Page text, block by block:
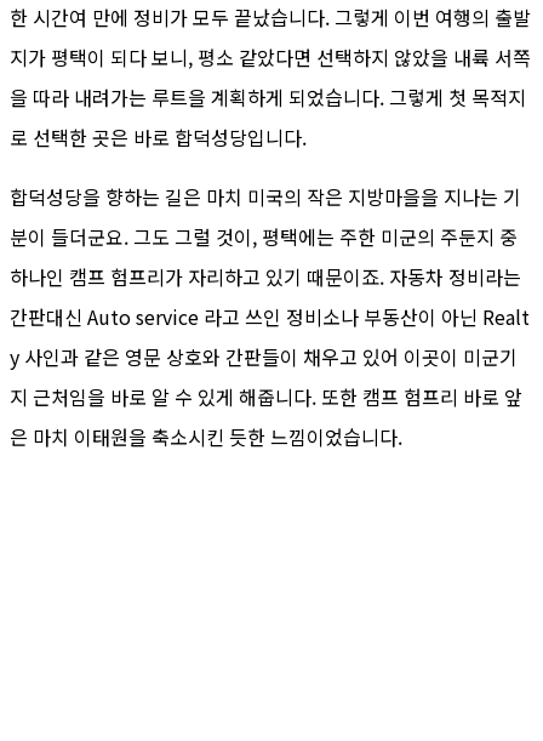
한 시간여 만에 정비가 모두 끝났습니다. 그렇게 이번 여행의 출발
지가 평택이 되다 보니, 평소 같았다면 선택하지 않았을 내륙 서쪽
을 따라 내려가는 루트을 계획하게 되었습니다. 그렇게 첫 목적지
로 선택한 곳은 바로 합덕성당입니다.
합덕성당을 향하는 길은 마치 미국의 작은 지방마을을 지나는 기
분이 들더군요. 그도 그럴 것이, 평택에는 주한 미군의 주둔지 중
하나인 캠프 험프리가 자리하고 있기 때문이죠. 자동차 정비라는
간판대신 Auto service 라고 쓰인 정비소나 부동산이 아닌 Realt
y 사인과 같은 영문 상호와 간판들이 채우고 있어 이곳이 미군기
지 근처임을 바로 알 수 있게 해줍니다. 또한 캠프 험프리 바로 앞
은 마치 이태원을 축소시킨 듯한 느낌이었습니다.